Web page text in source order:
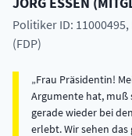
Politiker ID: 11000495
(FDP)
Frau Präsidentin!
Argumente hat, muß
gerade wieder bei
erlebt. Wir sehen